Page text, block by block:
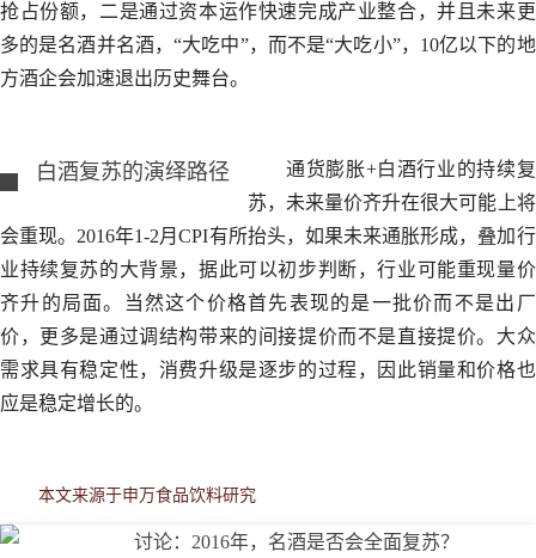
抢占份额，二是通过资本运作快速完成产业整合，并且未来更
多的是名酒并名酒，“大吃中”，而不是“大吃小”，10亿以下的地
方酒企会加速退出历史舞台。
白酒复苏的演绎路径
通货膨胀+白酒行业的持续复
苏，未来量价齐升在很大可能上将
会重现。2016年1-2月CPI有所抬头，如果未来通胀形成，叠加行
业持续复苏的大背景，据此可以初步判断，行业可能重现量价
齐升的局面。当然这个价格首先表现的是一批价而不是出厂
价，更多是通过调结构带来的间接提价而不是直接提价。大众
需求具有稳定性，消费升级是逐步的过程，因此销量和价格也
应是稳定增长的。
本文来源于申万食品饮料研究